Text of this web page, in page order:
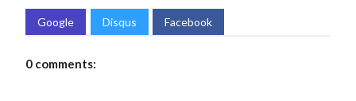
Google Disqus Facebook
0 comments: